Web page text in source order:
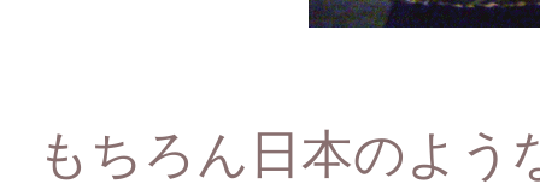
もちろん日本のよう